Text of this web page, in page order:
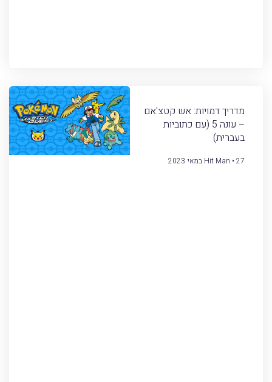
מדריך דמויות: אש קטצ'אם
– עונה 5 (עם כתוביות
בעברית)
Hit Man 27 במאי 2023